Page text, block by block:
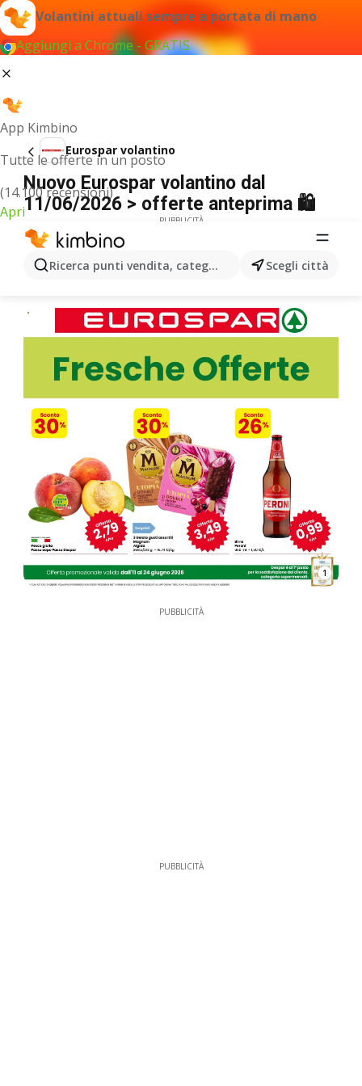
Volantini attuali sempre a portata di mano
Aggiungi a Chrome - GRATIS
App Kimbino
Tutte le offerte in un posto
(14.100 recensioni)
Apri
Ricerca punti vendita, categorie, prodotti...Scegli città
Eurospar volantino
Nuovo Eurospar volantino dal
11/06/2026 > offerte anteprima 🛍️
PUBBLICITÀ
1
PUBBLICITÀ
PUBBLICITÀ